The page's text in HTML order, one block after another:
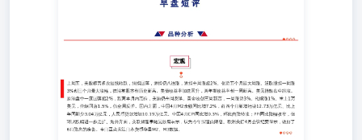
涨。泛欧股指一周涨3%创三个月最大涨幅，德法英股齐创
高。美元指数盘中跳涨。原油盘中一度回落超2%，跌离本
月内高位，美油仍全周反弹。黄金收创三周新高，一周涨近
3%。伦铜涨1%、重上1万美元，伦锡回落1.5%，仍全周反
弹。国内方面，中国4月M2余额同比增7.2%，前四个月新增
社融12.73万亿元、比上年同期少3.04万亿元，人民币贷款